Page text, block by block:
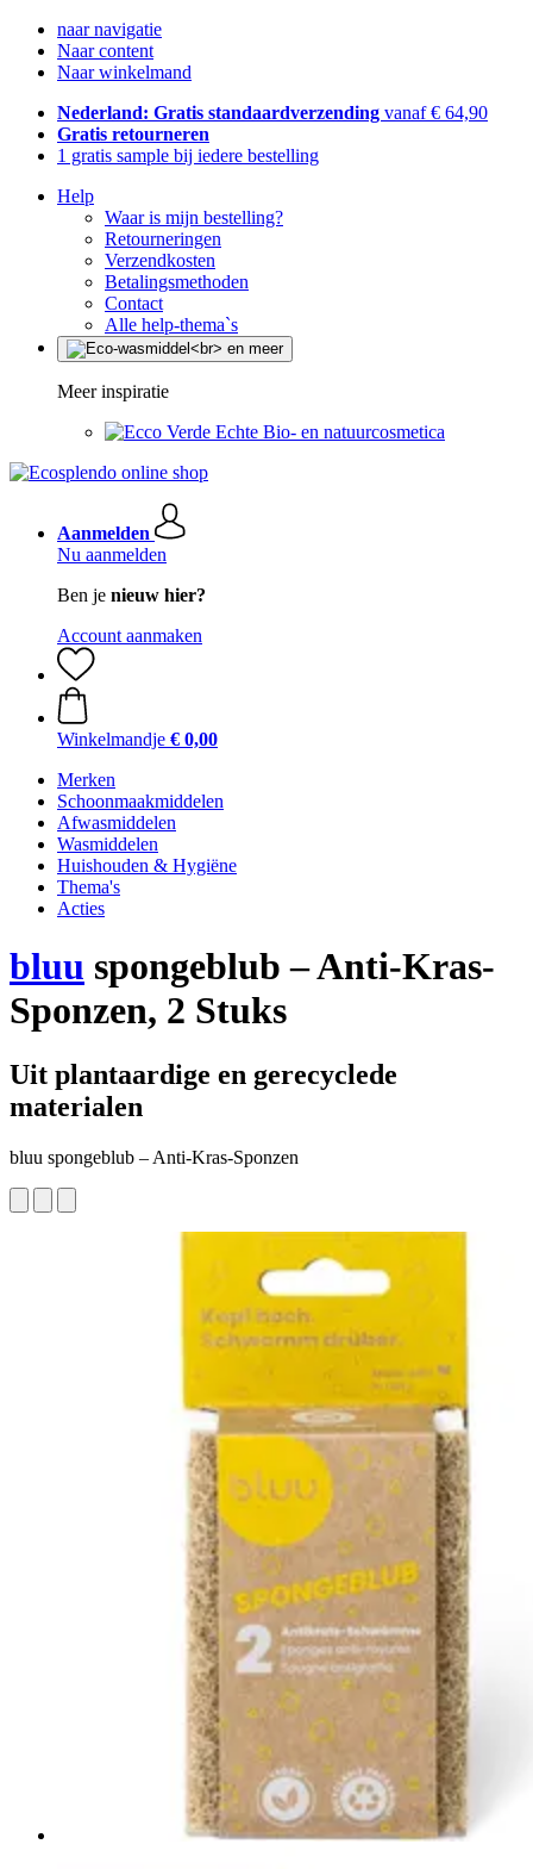
naar navigatie
Naar content
Naar winkelmand
Nederland: Gratis standaardverzending vanaf € 64,90
Gratis retourneren
1 gratis sample bij iedere bestelling
Help
Waar is mijn bestelling?
Retourneringen
Verzendkosten
Betalingsmethoden
Contact
Alle help-thema`s
Meer inspiratie
Echte Bio- en natuurcosmetica
Aanmelden
Nu aanmelden
Ben je nieuw hier?
Account aanmaken
Winkelmandje € 0,00
Merken
Schoonmaakmiddelen
Afwasmiddelen
Wasmiddelen
Huishouden & Hygiëne
Thema's
Acties
bluu spongeblub – Anti-Kras-
Sponzen, 2 Stuks
Uit plantaardige en gerecyclede
materialen
bluu spongeblub – Anti-Kras-Sponzen